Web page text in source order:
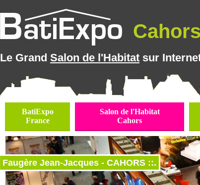
Le Grand Salon de l'Habitat sur
BatiExpo
France
Salon de l'Habitat
Cahors
Faugère Jean-Jacques - CAHORS ::.